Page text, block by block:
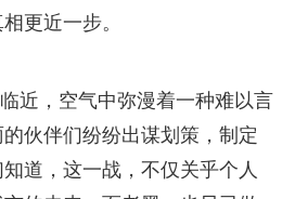
更近一步。
近，空气中弥漫着一种难以言
伙伴们纷纷出谋划策，制定
道，这一战，不仅关乎个人